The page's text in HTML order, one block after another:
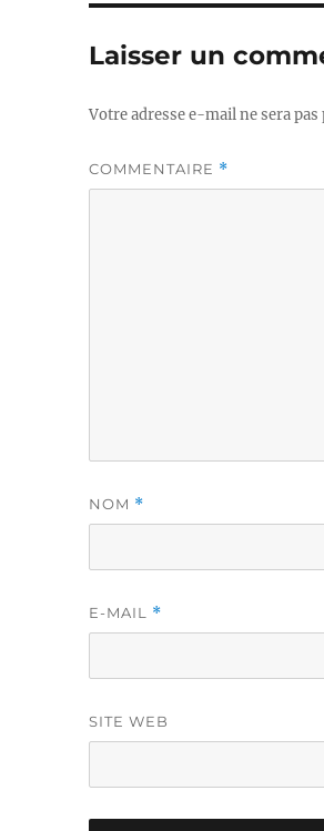
Laisser un
Votre adresse e-mail ne sera pas
COMMENTAIRE *
NOM *
E-MAIL *
SITE WEB